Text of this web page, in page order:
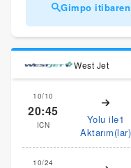
Gimpo itibaren
West Jet
10/10
20:45
ICN
Yolu ile1
Aktarım(lar)
10/24